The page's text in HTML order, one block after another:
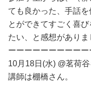
ても良かった、手話
とができてすごく喜
たい、と感想がありま
ーーーーーーーーー
10月18日(水) @茗荷
講師は棚橋さん。